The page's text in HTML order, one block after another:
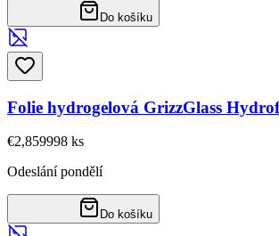
Do košíku
Folie hydrogelová GrizzGlass
€2,859998 ks
Odeslání pondělí
Do košíku